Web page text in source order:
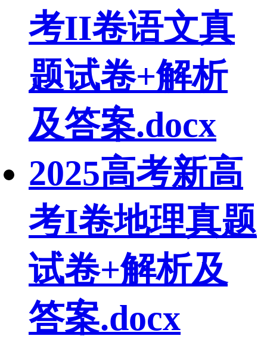
考II卷语文真
题试卷+解析
及答案.docx
2025高考新高
考I卷地理真题
试卷+解析及
答案.docx